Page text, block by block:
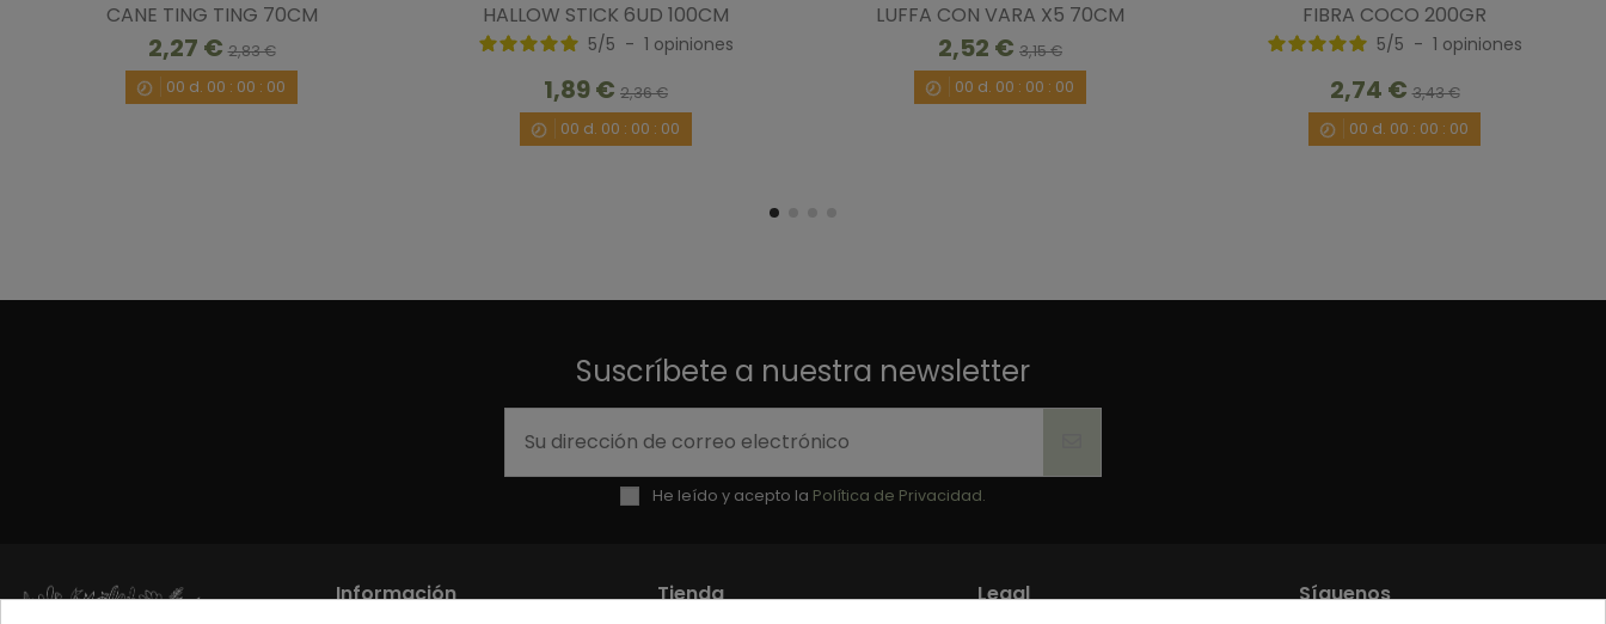
CANE TING TING 70CM
2,27 €2,83 €
00 d. 00 : 00 : 00
HALLOW STICK 6UD 100CM
5/5 - 1 opiniones
1,89 € 2,36 €
00 d. 00 : 00 : 00
LUFFA CON VARA X5 70CM
2,52 € 3,15 €
00 d. 00 : 00 : 00
FIBRA COCO 200GR
5/5 - 1 opiniones
2,74 €3,43 €
00 d. 00 : 00 : 00
Suscríbete a nuestra newsletter
He leído y acepto la Política de Privacidad.
Síguenos
Información Tienda Legal